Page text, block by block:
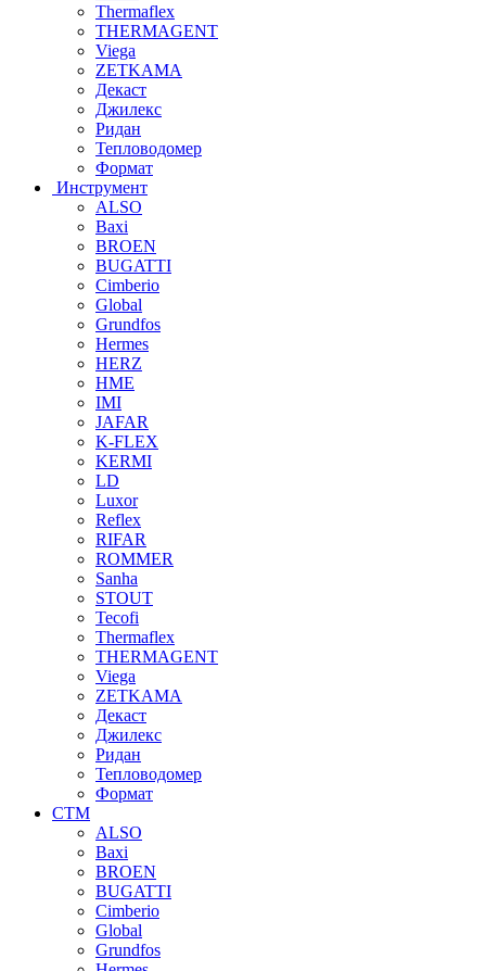
Thermaflex
THERMAGENT
Viega
ZETKAMA
Декаст
Джилекс
Ридан
Тепловодомер
Формат
Инструмент
ALSO
Baxi
BROEN
BUGATTI
Cimberio
Global
Grundfos
Hermes
HERZ
HME
IMI
JAFAR
K-FLEX
KERMI
LD
Luxor
Reflex
RIFAR
ROMMER
Sanha
STOUT
Tecofi
Thermaflex
THERMAGENT
Viega
ZETKAMA
Декаст
Джилекс
Ридан
Тепловодомер
Формат
СТМ
ALSO
Baxi
BROEN
BUGATTI
Cimberio
Global
Grundfos